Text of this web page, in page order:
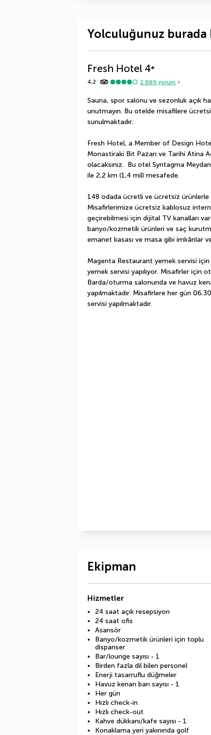
Yolculuğunuz burada
Fresh Hotel 4*
4,2 2.889 yorum
Sauna, spor salonu ve sezonluk açık
unutmayın. Bu otelde misafilere
sunulmaktadır.
Fresh Hotel, a Member of Design
Monastiraki Bit Pazarı ve Tarihi Atina
olacaksınız.  Bu otel Syntagma
ile 2,2 km (1,4 mil) mesafede.
148 odada ücretli ve ücretsiz
Misafirlerimize ücretsiz kablosuz
geçirebilmesi için dijital TV kanalları
banyo/kozmetik ürünleri ve saç
emanet kasası ve masa gibi imkânlar
Magenta Restaurant yemek servisi
yemek servisi yapılıyor. Misafirler için
Barda/oturma salonunda ve havuz
yapılmaktadır. Misafirlere her gün
servisi yapılmaktadır.
Ekipman
Hizmetler
24 saat açık resepsiyon
24 saat ofis
Asansör
Banyo/kozmetik ürünleri için toplu
dispanser
Bar/lounge sayısı - 1
Birden fazla dil bilen personel
Enerji tasarruflu düğmeler
Havuz kenarı barı sayısı - 1
Her gün
Hızlı check-in
Hızlı check-out
Kahve dükkanı/kafe sayısı - 1
Konaklama yeri yakınında golf